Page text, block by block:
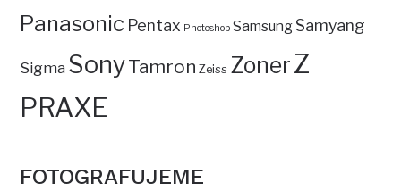
Panasonic Pentax Photoshop SamsungSamyang
Sigma SonyTamron Zeiss ZonerZ
PRAXE
FOTOGRAFUJEME